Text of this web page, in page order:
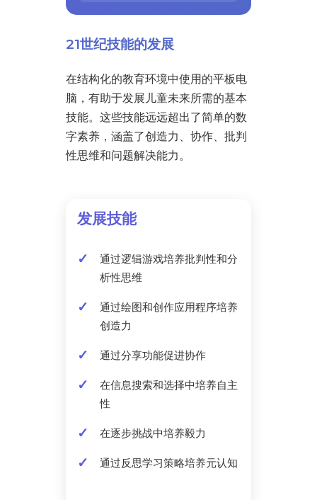
21世纪技能的发展
在结构化的教育环境中使用的平板电
脑，有助于发展儿童未来所需的基本
技能。这些技能远远超出了简单的数
字素养，涵盖了创造力、协作、批判
性思维和问题解决能力。
发展技能
通过逻辑游戏培养批判性和分
析性思维
通过绘图和创作应用程序培养
创造力
通过分享功能促进协作
在信息搜索和选择中培养自主
性
在逐步挑战中培养毅力
通过反思学习策略培养元认知